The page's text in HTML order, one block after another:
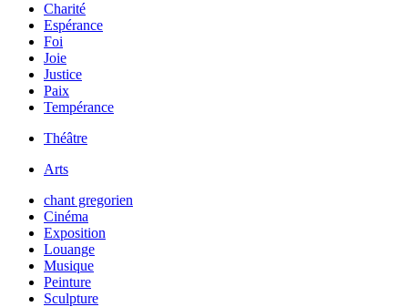
Charité
Espérance
Foi
Joie
Justice
Paix
Tempérance
Théâtre
Arts
chant gregorien
Cinéma
Exposition
Louange
Musique
Peinture
Sculpture